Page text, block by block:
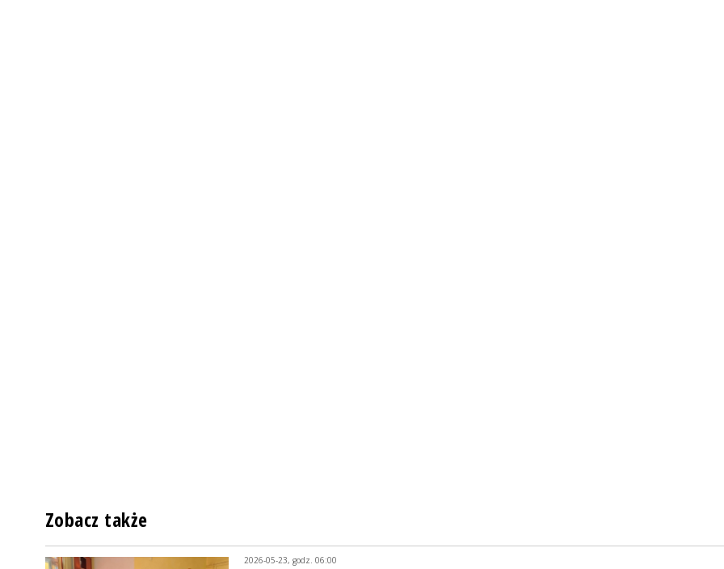
Zobacz także
2026-05-23, godz. 06:00